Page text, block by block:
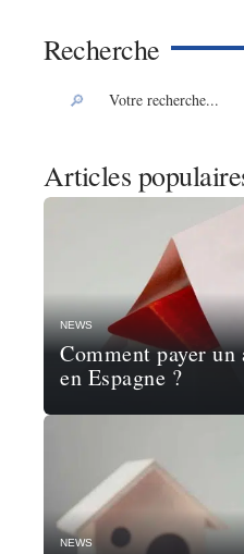
Recherche
Articles
NEWS
Comment payer
en Espagne ?
NEWS